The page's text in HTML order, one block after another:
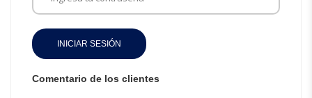
INICIAR SESIÓN
Comentario de los clientes